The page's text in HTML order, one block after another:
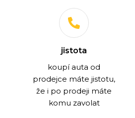
jistota
koupí auta od
prodejce máte jistotu,
že i po prodeji máte
komu zavolat